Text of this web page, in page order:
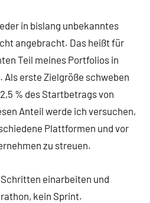
in bislang unbekanntes
angebracht. Das heißt für
Teil meines Portfolios in
erste Zielgröße schweben
% des Startbetrags von
Anteil werde ich versuchen,
Plattformen und vor
zu streuen.
einarbeiten und
kein Sprint.